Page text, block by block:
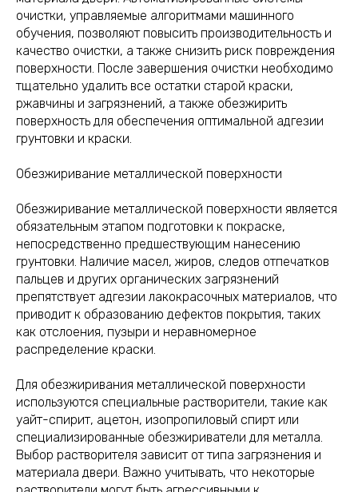
очистки, управляемые алгоритмами машинного
обучения, позволяют повысить производительность и
качество очистки, а также снизить риск повреждения
поверхности. После завершения очистки необходимо
тщательно удалить все остатки старой краски,
ржавчины и загрязнений, а также обезжирить
поверхность для обеспечения оптимальной адгезии
грунтовки и краски.
Обезжиривание металлической поверхности
Обезжиривание металлической поверхности является
обязательным этапом подготовки к покраске,
непосредственно предшествующим нанесению
грунтовки. Наличие масел, жиров, следов отпечатков
пальцев и других органических загрязнений
препятствует адгезии лакокрасочных материалов, что
приводит к образованию дефектов покрытия, таких
как отслоения, пузыри и неравномерное
распределение краски.
Для обезжиривания металлической поверхности
используются специальные растворители, такие как
уайт-спирит, ацетон, изопропиловый спирт или
специализированные обезжириватели для металла.
Выбор растворителя зависит от типа загрязнения и
материала двери. Важно учитывать, что некоторые